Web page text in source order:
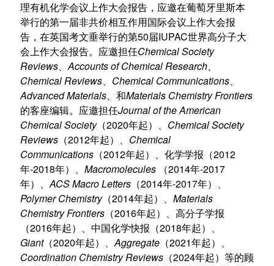
理有机化学会议上作大会报告，应邀在葡萄牙里斯本
举行的第一届非共价相互作用国际会议上作大会报
告，在英国考文垂举行的第50届IUPAC世界高分子大
会上作大会报告。应邀担任Chemical Society
Reviews、 Accounts of Chemical Research、
Chemical Reviews、 Chemical Communications、
Advanced Materials、和Materials Chemistry Frontiers
的客座编辑。应邀担任Journal of the American
Chemical Society（2020年起）、 Chemical Society
Reviews（2012年起）、 Chemical
Communications（2012年起）、化学学报（2012
年-2018年）、 Macromolecules （2014年-2017
年）、 ACS Macro Letters（2014年-2017年）、
Polymer Chemistry（2014年起）、 Materials
Chemistry Frontiers（2016年起）、高分子学报
（2016年起）、 中国化学快报（2018年起）、
Giant（2020年起）、 Aggregate（2021年起）、
Coordination Chemistry Reviews（2024年起）等的顾